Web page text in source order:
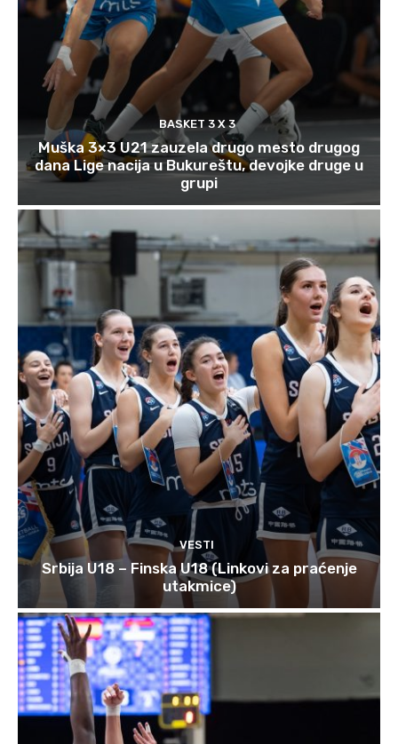
BASKET 3 X 3
Muška 3×3 U21 zauzela drugo mesto drugog
dana Lige nacija u Bukureštu, devojke druge u
grupi
VESTI
Srbija U18 – Finska U18 (Linkovi za praćenje
utakmice)